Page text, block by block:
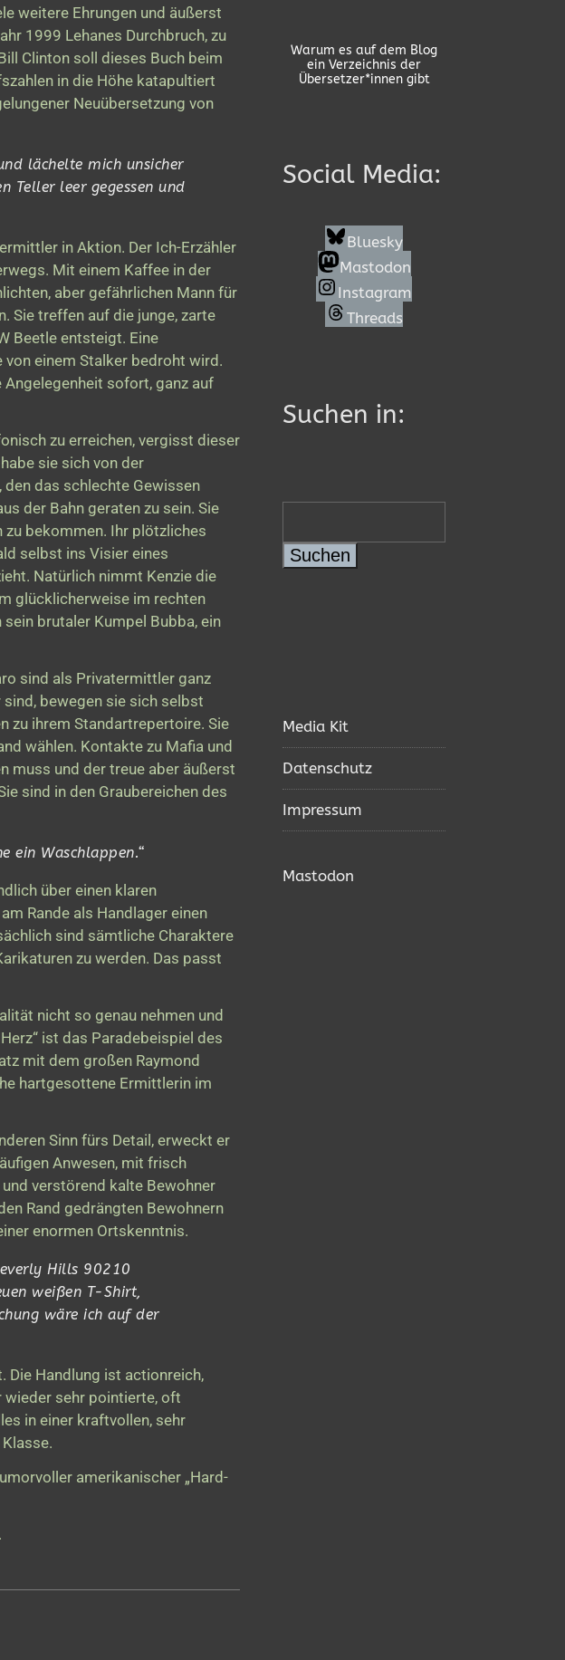
weitere Ehrungen und äußerst
1999 Lehanes Durchbruch, zu
Clinton soll dieses Buch beim
in die Höhe katapultiert
Neuübersetzung von
lächelte mich unsicher
Teller leer gegessen und
in Aktion. Der Ich-Erzähler
Mit einem Kaffee in der
aber gefährlichen Mann für
Sie treffen auf die junge, zarte
Beetle entsteigt. Eine
einem Stalker bedroht wird.
sofort, ganz auf
zu erreichen, vergisst dieser
sie sich von der
das schlechte Gewissen
der Bahn geraten zu sein. Sie
bekommen. Ihr plötzliches
selbst ins Visier eines
Natürlich nimmt Kenzie die
glücklicherweise im rechten
brutaler Kumpel Bubba, ein
sind als Privatermittler ganz
bewegen sie sich selbst
zu ihrem Standartrepertoire. Sie
wählen. Kontakte zu Mafia und
muss und der treue aber äußerst
sind in den Graubereichen des
ein Waschlappen.“
über einen klaren
Rande als Handlager einen
sind sämtliche Charaktere
zu werden. Das passt
nicht so genau nehmen und
ist das Paradebeispiel des
mit dem großen Raymond
hartgesottene Ermittlerin im
Sinn fürs Detail, erweckt er
Anwesen, mit frisch
verstörend kalte Bewohner
Rand gedrängten Bewohnern
enormen Ortskenntnis.
Hills 90210
weißen T-Shirt,
wäre ich auf der
Die Handlung ist actionreich,
wieder sehr pointierte, oft
in einer kraftvollen, sehr
amerikanischer „Hard-
Warum es auf dem Blog
ein Verzeichnis der
Übersetzer*innen gibt
Social Media:
Bluesky
Mastodon
Instagram
Threads
Suchen in:
Suchen
Media Kit
Datenschutz
Impressum
Mastodon